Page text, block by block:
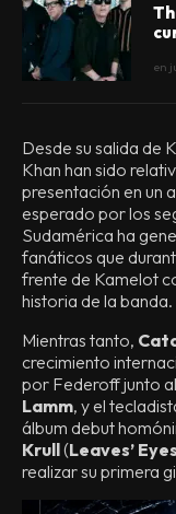
en
Desde su salida de
Khan han sido
presentación en un
esperado por los
Sudamérica ha
fanáticos que
frente de Kamelot
historia de la banda.
Mientras tanto,
crecimiento
por Federoff junto
Lamm, y el
álbum debut
Krull(Leaves’ Eyes
realizar su primera